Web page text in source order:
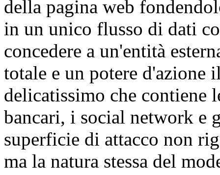
della pagina web
in un unico flusso di dati
concedere a un'entità
totale e un potere d'azione
delicatissimo che contiene
bancari, i social network e
superficie di attacco non
ma la natura stessa del